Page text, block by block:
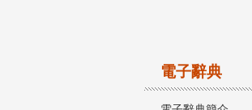
電子辭典